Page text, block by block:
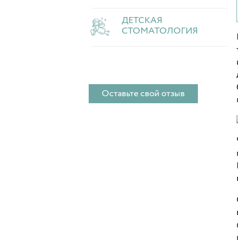
ДЕТСКАЯ
СТОМАТОЛОГИЯ
Оставьте свой отзыв